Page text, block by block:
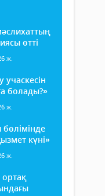
өтті
ж.
учаскесін
болады?»
ж.
бөлімінде
күні»
ж.